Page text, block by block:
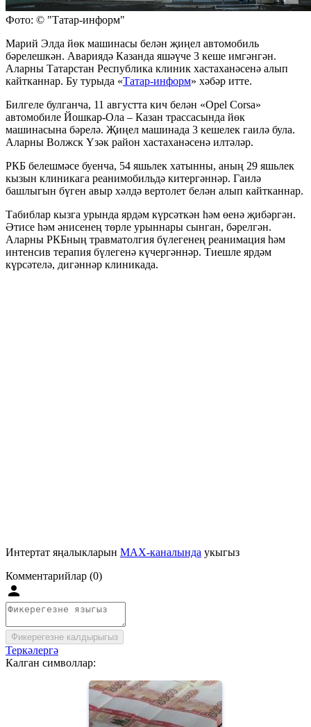
Фото: © "Татар-информ"
Марий Элда йөк машинасы белән җиңел автомобиль
бәрелешкән. Авариядә Казанда яшәүче 3 кеше имгәнгән.
Аларны Татарстан Республика клиник хастаханәсенә алып
кайтканнар. Бу турыда «Татар-информ» хәбәр итте.
Билгеле булганча, 11 августта кич белән «Opel Corsa»
автомобиле Йошкар-Ола – Казан трассасында йөк
машинасына бәрелә. Җиңел машинада 3 кешелек гаилә була.
Аларны Волжск Үзәк район хастаханәсенә илтәләр.
РКБ белешмәсе буенча, 54 яшьлек хатынны, аның 29 яшьлек
кызын клиникага реанимобильдә китергәннәр. Гаилә
башлыгын бүген авыр хәлдә вертолет белән алып кайтканнар.
Табиблар кызга урында ярдәм күрсәткән һәм өенә җибәргән.
Әтисе һәм әнисенең төрле урыннары сынган, бәрелгән.
Аларны РКБның травматолгия бүлегенең реанимация һәм
интенсив терапия бүлегенә күчергәннәр. Тиешле ярдәм
күрсәтелә, дигәннәр клиникада.
Интертат яңалыкларын MAX-каналында укыгыз
Комментарийлар (0)
Фикерегезне калдырыгыз
Теркәлергә
Калган символлар: